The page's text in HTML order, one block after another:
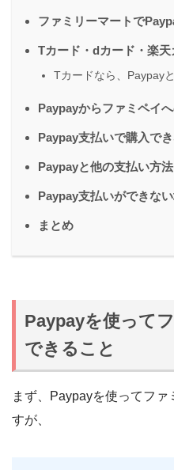
ファミリーマートで
Tカード・dカード・楽
Tカードなら、Paypay
Paypayからファミペイ
Paypay支払いで購入で
Paypayと他の支払い方
Paypay支払いができな
まとめ
Paypayを使って
できること
まず、Paypayを使ってフ
すが、